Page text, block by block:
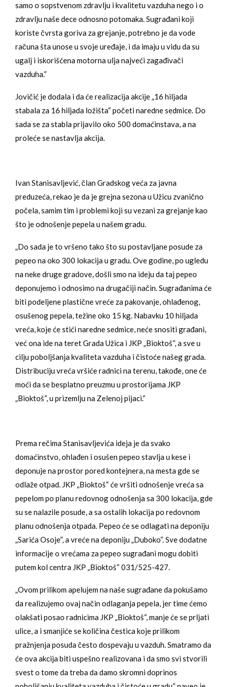
samo o sopstvenom zdravlju i kvalitetu vazduha nego i o
zdravlju naše dece odnosno potomaka. Sugrađani koji
koriste čvrsta goriva za grejanje, potrebno je da vode
računa šta unose u svoje uređaje, i da imaju u vidu da su
ugalj i iskorišćena motorna ulja najveći zagađivači
vazduha.“
Jovičić je dodala i da će realizacija akcije „16 hiljada
stabala za 16 hiljada ložišta“ početi naredne sedmice. Do
sada se za stabla prijavilo oko 500 domaćinstava, a na
proleće se nastavlja akcija.
Ivan Stanisavljević, član Gradskog veća za javna
preduzeća, rekao je da je grejna sezona u Užicu zvanično
počela, samim tim i problemi koji su vezani za grejanje kao
što je odnošenje pepela u našem gradu.
„Do sada je to vršeno tako što su postavljane posude za
pepeo na oko 300 lokacija u gradu. Ove godine, po ugledu
na neke druge gradove, došli smo na ideju da taj pepeo
deponujemo i odnosimo na drugačiji način. Sugrađanima će
biti podeljene plastične vreće za pakovanje, ohlađenog,
osušenog pepela, težine oko 15 kg. Nabavku 10 hiljada
vreća, koje će stići naredne sedmice, neće snositi građani,
već ona ide na teret Grada Užica i JKP „Bioktoš“, a sve u
cilju poboljšanja kvaliteta vazduha i čistoće našeg grada.
Distribuciju vreća vršiće radnici na terenu, takođe, one će
moći da se besplatno preuzmu u prostorijama JKP
„Bioktoš“, u prizemlju na Zelenoj pijaci.“
Prema rečima Stanisavljevića ideja je da svako
domaćinstvo, ohlađen i osušen pepeo stavlja u kese i
deponuje na prostor pored kontejnera, na mesta gde se
odlaže otpad. JKP „Bioktoš“ će vršiti odnošenje vreća sa
pepelom po planu redovnog odnošenja sa 300 lokacija, gde
su se nalazile posude, a sa ostalih lokacija po redovnom
planu odnošenja otpada. Pepeo će se odlagati na deponiju
„Sarića Osoje“, a vreće na deponiju „Duboko“. Sve dodatne
informacije o vrećama za pepeo sugrađani mogu dobiti
putem kol centra JKP „Bioktoš“ 031/525-427.
„Ovom prilikom apelujem na naše sugrađane da pokušamo
da realizujemo ovaj način odlaganja pepela, jer time ćemo
olakšati posao radnicima JKP „Bioktoš“, manje će se prljati
ulice, a i smanjiće se količina čestica koje prilikom
pražnjenja posuda često dospevaju u vazduh. Smatramo da
će ova akcija biti uspešno realizovana i da smo svi stvorili
svest o tome da treba da damo skromni doprinos